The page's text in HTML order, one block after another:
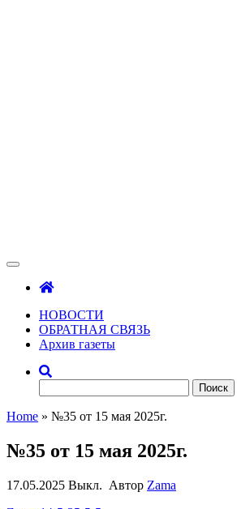
НОВОСТИ
ОБРАТНАЯ СВЯЗЬ
Архив газеты
Home » №35 от 15 мая 2025г.
№35 от 15 мая 2025г.
17.05.2025 Выкл. Автор Zama